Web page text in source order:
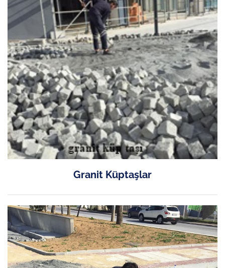
Granit Küptaşlar